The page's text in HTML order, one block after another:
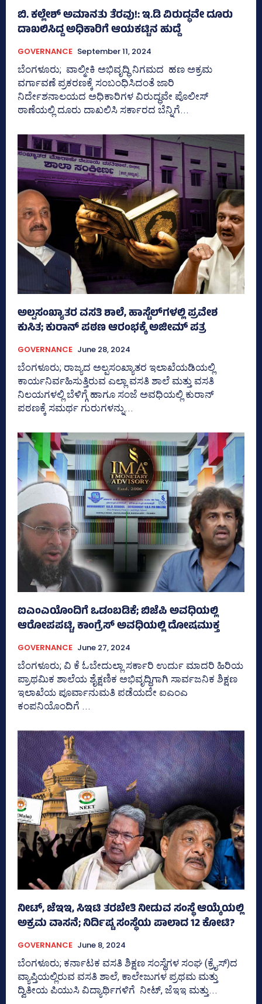
ಬಿ. ಕಲ್ಲೇಶ್‌ ಅಮಾನತು ತೆರವು!: ಇ.ಡಿ ವಿರುದ್ಧವೇ ದೂರು
ದಾಖಲಿಸಿದ್ದ ಅಧಿಕಾರಿಗೆ ಆಯಕಟ್ಟಿನ ಹುದ್ದೆ
GOVERNANCE September 11, 2024
ಬೆಂಗಳೂರು; ವಾಲ್ಮೀಕಿ ಅಭಿವೃದ್ಧಿ ನಿಗಮದ ಹಣ ಅಕ್ರಮ
ವರ್ಗಾವಣೆ ಪ್ರಕರಣಕ್ಕೆ ಸಂಬಂಧಿಸಿದಂತೆ ಜಾರಿ
ನಿರ್ದೇಶನಾಲಯದ ಅಧಿಕಾರಿಗಳ ವಿರುದ್ಧವೇ ಪೊಲೀಸ್‌
ಠಾಣೆಯಲ್ಲಿ ದೂರು ದಾಖಲಿಸಿ ಸರ್ಕಾರದ ಬೆನ್ನಿಗೆ...
ಅಲ್ಪಸಂಖ್ಯಾತರ ವಸತಿ ಶಾಲೆ, ಹಾಸ್ಟೆಲ್‌ಗಳಲ್ಲಿ ಪ್ರವೇಶ
ಕುಸಿತ; ಕುರಾನ್‌ ಪಠಣ ಆರಂಭಕ್ಕೆ ಅಜೀಮ್‌ ಪತ್ರ
GOVERNANCE June 28, 2024
ಬೆಂಗಳೂರು; ರಾಜ್ಯದ ಅಲ್ಪಸಂಖ್ಯಾತರ ಇಲಾಖೆಯಡಿಯಲ್ಲಿ
ಕಾರ್ಯನಿರ್ವಹಿಸುತ್ತಿರುವ ಎಲ್ಲಾ ವಸತಿ ಶಾಲೆ ಮತ್ತು ವಸತಿ
ನಿಲಯಗಳಲ್ಲಿ ಬೆಳಿಗ್ಗೆ ಹಾಗೂ ಸಂಜೆ ಅವಧಿಯಲ್ಲಿ ಕುರಾನ್‌
ಪಠಣಕ್ಕೆ ಸಮರ್ಥ ಗುರುಗಳನ್ನು...
ಐಎಂಎಯೊಂದಿಗೆ ಒಡಂಬಡಿಕೆ; ಬಿಜೆಪಿ ಅವಧಿಯಲ್ಲಿ
ಆರೋಪಪಟ್ಟಿ, ಕಾಂಗ್ರೆಸ್‌ ಅವಧಿಯಲ್ಲಿ ದೋಷಮುಕ್ತ
GOVERNANCE June 27, 2024
ಬೆಂಗಳೂರು; ವಿ ಕೆ ಓಬೇದುಲ್ಲಾ ಸರ್ಕಾರಿ ಉರ್ದು ಮಾದರಿ ಹಿರಿಯ
ಪ್ರಾಥಮಿಕ ಶಾಲೆಯ ಶೈಕ್ಷಣಿಕ ಅಭಿವೃದ್ಧಿಗಾಗಿ ಸಾರ್ವಜನಿಕ ಶಿಕ್ಷಣ
ಇಲಾಖೆಯ ಪೂರ್ವಾನುಮತಿ ಪಡೆಯದೇ ಐಎಂಎ
ಕಂಪನಿಯೊಂದಿಗೆ ...
ನೀಟ್‌, ಜೆಇಇ, ಸಿಇಟಿ ತರಬೇತಿ ನೀಡುವ ಸಂಸ್ಥೆ ಆಯ್ಕೆಯಲ್ಲಿ
ಅಕ್ರಮ ವಾಸನೆ; ನಿರ್ದಿಷ್ಟ ಸಂಸ್ಥೆಯ ಪಾಲಾದ 12 ಕೋಟಿ?
GOVERNANCE June 8, 2024
ಬೆಂಗಳೂರು; ಕರ್ನಾಟಕ ವಸತಿ ಶಿಕ್ಷಣ ಸಂಸ್ಥೆಗಳ ಸಂಘ (ಕ್ರೈಸ್‌)ದ
ವ್ಯಾಪ್ತಿಯಲ್ಲಿರುವ ವಸತಿ ಶಾಲೆ, ಕಾಲೇಜುಗಳ ಪ್ರಥಮ ಮತ್ತು
ದ್ವಿತೀಯ ಪಿಯುಸಿ ವಿದ್ಯಾರ್ಥಿಗಳಿಗೆ ನೀಟ್‌, ಜೆಇಇ ಮತ್ತು...